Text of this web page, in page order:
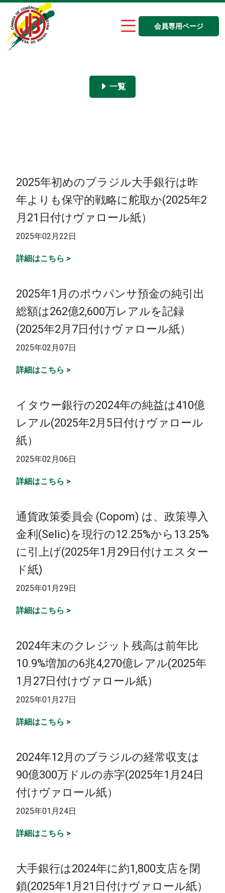
会員専用ページ
一覧
2025年初めのブラジル大手銀行は昨
年よりも保守的戦略に舵取か(2025年2
月21日付けヴァロール紙）
2025年02月22日
詳細はこちら >
2025年1月のポウパンサ預金の純引出
総額は262億2,600万レアルを記録
(2025年2月7日付けヴァロール紙）
2025年02月07日
詳細はこちら >
イタウー銀行の2024年の純益は410億
レアル(2025年2月5日付けヴァロール
紙）
2025年02月06日
詳細はこちら >
通貨政策委員会 (Copom) は、政策導入
金利(Selic)を現行の12.25%から13.25%
に引上げ(2025年1月29日付けエスター
ド紙)
2025年01月29日
詳細はこちら >
2024年末のクレジット残高は前年比
10.9%増加の6兆4,270億レアル(2025年
1月27日付けヴァロール紙）
2025年01月27日
詳細はこちら >
2024年12月のブラジルの経常収支は
90億300万ドルの赤字(2025年1月24日
付けヴァロール紙）
2025年01月24日
詳細はこちら >
大手銀行は2024年に約1,800支店を閉
鎖(2025年1月21日付けヴァロール紙）